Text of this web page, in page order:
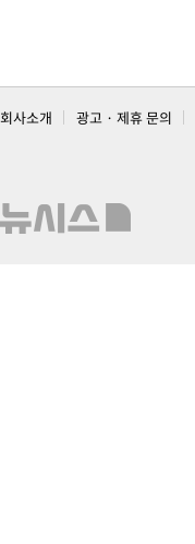
회사소개 광고 · 제휴 문의